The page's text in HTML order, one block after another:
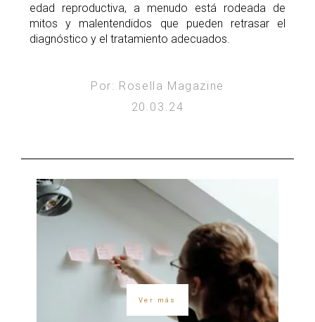
edad reproductiva, a menudo está rodeada de
mitos y malentendidos que pueden retrasar el
diagnóstico y el tratamiento adecuados.
Por: Rosella Magazine
20.03.24
Ver más